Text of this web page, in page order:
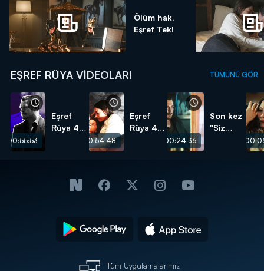
Ölüm hak,
Eşref Tek!
EŞREF RÜYA VIDEOLARI TÜMÜNÜ GÖR
00:55:53
Eşref
Rüya 47.
00:54:48
Eşref
Rüya 47.
00:24:36
Son kez
"Siz
Tüm Uygulamalarımız